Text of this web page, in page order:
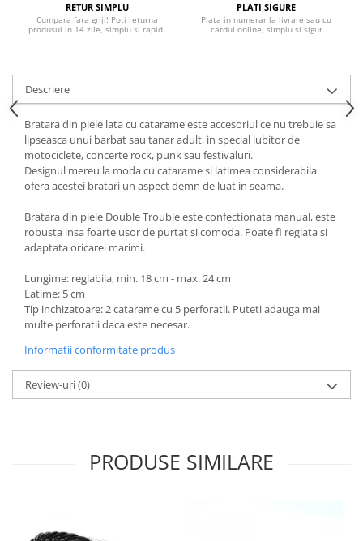
RETUR SIMPLU
Cumpara fara griji! Poti returna
produsul in 14 zile, simplu si rapid.
PLATI SIGURE
Plata in numerar la livrare sau cu
cardul online, simplu si sigur
Descriere
Bratara din piele lata cu catarame este accesoriul ce nu trebuie sa
lipseasca unui barbat sau tanar adult, in special iubitor de
motociclete, concerte rock, punk sau festivaluri.
Designul mereu la moda cu catarame si latimea considerabila
ofera acestei bratari un aspect demn de luat in seama.
Bratara din piele Double Trouble este confectionata manual, este
robusta insa foarte usor de purtat si comoda. Poate fi reglata si
adaptata oricarei marimi.
Lungime: reglabila, min. 18 cm - max. 24 cm
Latime: 5 cm
Tip inchizatoare: 2 catarame cu 5 perforatii. Puteti adauga mai
multe perforatii daca este necesar.
Informatii conformitate produs
Review-uri(0)
PRODUSE SIMILARE